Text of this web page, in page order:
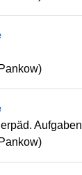
Pankow)
Aufgaben
Pankow)